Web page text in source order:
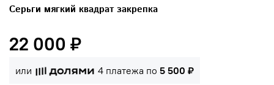
Серьги мягкий квадрат закрепка
22 000 ₽
или 4 платежа по 5 500 ₽